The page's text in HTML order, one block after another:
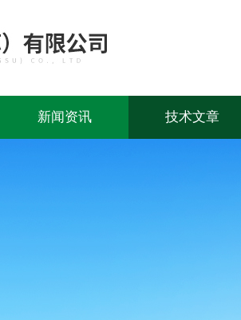
新闻资讯 技术文章